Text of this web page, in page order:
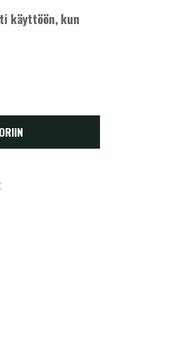
käyttöön, kun